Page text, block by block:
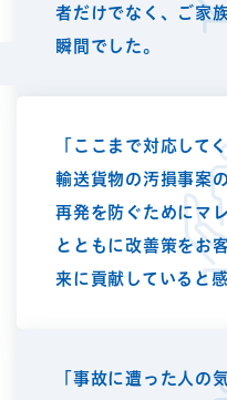
者だけでなく、ご家
瞬間でした。
「ここまで対応して
輸送貨物の汚損事案
再発を防ぐためにマ
とともに改善策をお
来に貢献していると
「事故に遭った人の